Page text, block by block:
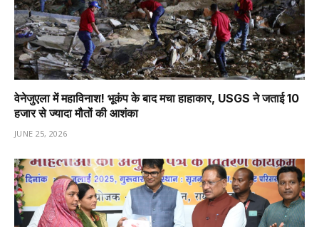
वेनेजुएला में महाविनाश! भूकंप के बाद मचा हाहाकार, USGS ने जताई 10
हजार से ज्यादा मौतों की आशंका
JUNE 25, 2026